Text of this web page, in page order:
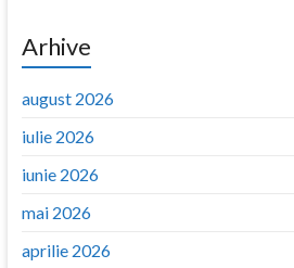
Arhive
august 2026
iulie 2026
iunie 2026
mai 2026
aprilie 2026